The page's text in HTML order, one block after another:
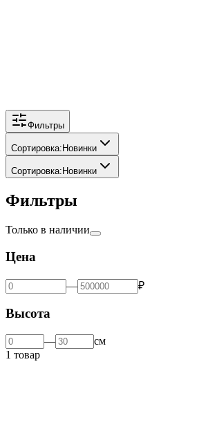
Издатель
Фильтры
Сортировка:Новинки
Сортировка:Новинки
Фильтры
Только в наличии
Цена
— ₽
Высота
—
см
1 товар